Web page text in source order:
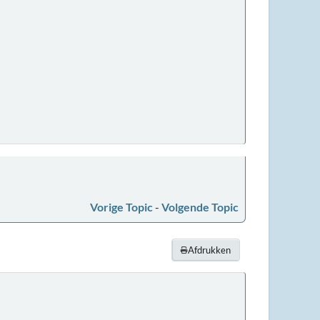
Vorige Topic - Volgende Topic
Afdrukken